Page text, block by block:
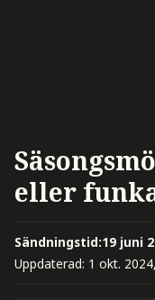
eller
Sändningstid:19 juni
Uppdaterad: 1 okt.